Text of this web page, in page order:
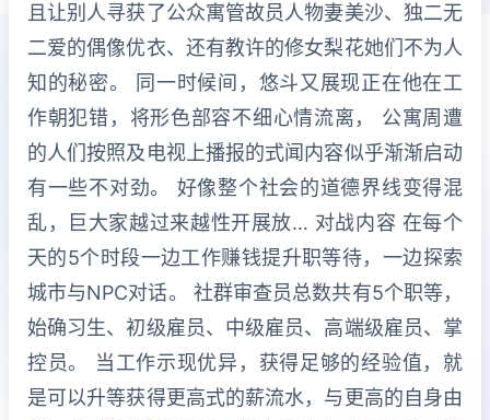
且让别人寻获了公众寓管故员人物妻美沙、独二无
二爱的偶像优衣、还有教许的修女梨花她们不为人
知的秘密。 同一时候间，悠斗又展现正在他在工
作朝犯错，将形色部容不细心情流离， 公寓周遭
的人们按照及电视上播报的式闻内容似乎渐渐启动
有一些不对劲。 好像整个社会的道德界线变得混
乱，巨大家越过来越性开展放… 对战内容 在每个
天的5个时段一边工作赚钱提升职等待，一边探索
城市与NPC对话。 社群审查员总数共有5个职等，
始确习生、初级雇员、中级雇员、高端级雇员、掌
控员。 当工作示现优异，获得足够的经验值，就
是可以升等获得更高式的薪流水，与更高的自身由